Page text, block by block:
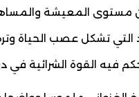
من مستوى المعيشة
التي تشكل عصب الحياة
فيه القوة الشرائية في